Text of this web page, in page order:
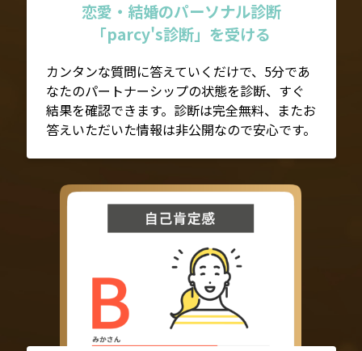
恋愛・結婚のパーソナル診断
「parcy's診断」を受ける
カンタンな質問に答えていくだけで、5分であ
なたのパートナーシップの状態を診断、すぐ
結果を確認できます。診断は完全無料、またお
答えいただいた情報は非公開なので安心です。